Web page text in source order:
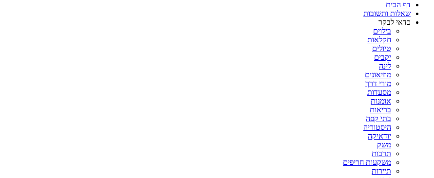
דף הבית
שאלות ותשובות
כדאי לבקר
בילוים
חקלאות
טיולים
יקבים
לינה
מוזיאונים
מורי דרך
מסעדות
אומנות
בריאות
בתי קפה
היסטוריה
יודאיקה
משק
תרבות
משקעות חריפים
תיירות